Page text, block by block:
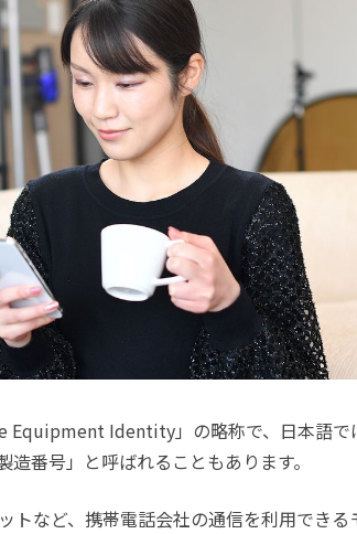
Identity」の略称で、日本語で
番号」と呼ばれることもあります。
トなど、携帯電話会社の通信を利用できる